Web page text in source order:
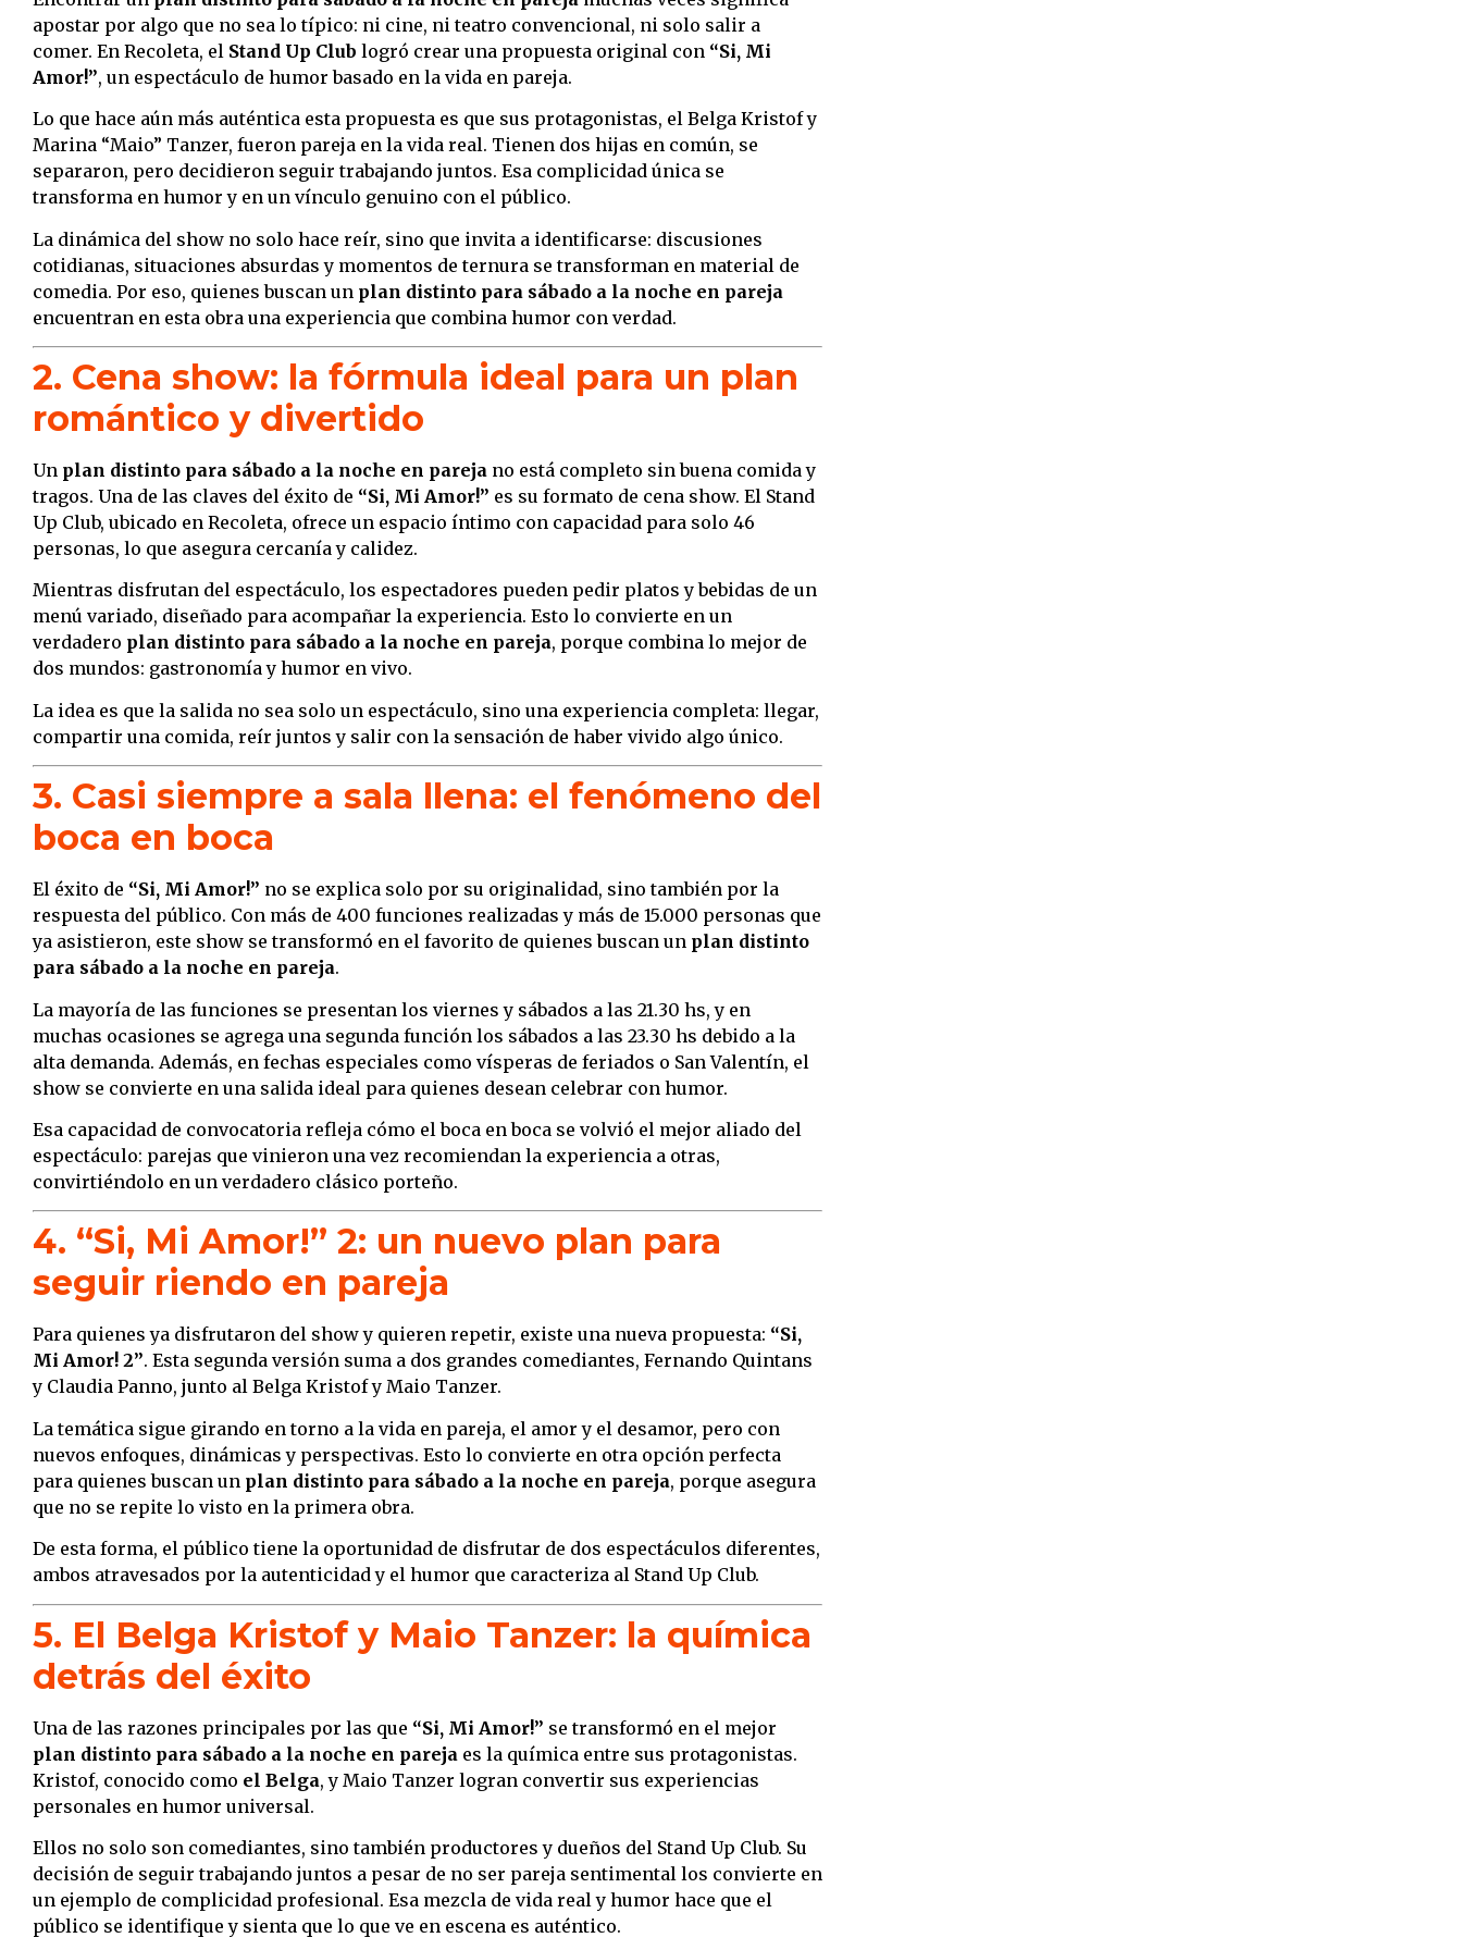
apostar por algo que no sea lo típico: ni cine, ni teatro convencional, ni solo salir a
comer. En Recoleta, el Stand Up Club logró crear una propuesta original con “Si, Mi
Amor!”, un espectáculo de humor basado en la vida en pareja.
Lo que hace aún más auténtica esta propuesta es que sus protagonistas, el Belga Kristof y
Marina “Maio” Tanzer, fueron pareja en la vida real. Tienen dos hijas en común, se
separaron, pero decidieron seguir trabajando juntos. Esa complicidad única se
transforma en humor y en un vínculo genuino con el público.
La dinámica del show no solo hace reír, sino que invita a identificarse: discusiones
cotidianas, situaciones absurdas y momentos de ternura se transforman en material de
comedia. Por eso, quienes buscan un plan distinto para sábado a la noche en pareja
encuentran en esta obra una experiencia que combina humor con verdad.
2. Cena show: la fórmula ideal para un plan
romántico y divertido
Un plan distinto para sábado a la noche en pareja no está completo sin buena comida y
tragos. Una de las claves del éxito de “Si, Mi Amor!” es su formato de cena show. El Stand
Up Club, ubicado en Recoleta, ofrece un espacio íntimo con capacidad para solo 46
personas, lo que asegura cercanía y calidez.
Mientras disfrutan del espectáculo, los espectadores pueden pedir platos y bebidas de un
menú variado, diseñado para acompañar la experiencia. Esto lo convierte en un
verdadero plan distinto para sábado a la noche en pareja, porque combina lo mejor de
dos mundos: gastronomía y humor en vivo.
La idea es que la salida no sea solo un espectáculo, sino una experiencia completa: llegar,
compartir una comida, reír juntos y salir con la sensación de haber vivido algo único.
3. Casi siempre a sala llena: el fenómeno del
boca en boca
El éxito de “Si, Mi Amor!” no se explica solo por su originalidad, sino también por la
respuesta del público. Con más de 400 funciones realizadas y más de 15.000 personas que
ya asistieron, este show se transformó en el favorito de quienes buscan un plan distinto
para sábado a la noche en pareja.
La mayoría de las funciones se presentan los viernes y sábados a las 21.30 hs, y en
muchas ocasiones se agrega una segunda función los sábados a las 23.30 hs debido a la
alta demanda. Además, en fechas especiales como vísperas de feriados o San Valentín, el
show se convierte en una salida ideal para quienes desean celebrar con humor.
Esa capacidad de convocatoria refleja cómo el boca en boca se volvió el mejor aliado del
espectáculo: parejas que vinieron una vez recomiendan la experiencia a otras,
convirtiéndolo en un verdadero clásico porteño.
4. “Si, Mi Amor!” 2: un nuevo plan para
seguir riendo en pareja
Para quienes ya disfrutaron del show y quieren repetir, existe una nueva propuesta: “Si,
Mi Amor! 2”. Esta segunda versión suma a dos grandes comediantes, Fernando Quintans
y Claudia Panno, junto al Belga Kristof y Maio Tanzer.
La temática sigue girando en torno a la vida en pareja, el amor y el desamor, pero con
nuevos enfoques, dinámicas y perspectivas. Esto lo convierte en otra opción perfecta
para quienes buscan un plan distinto para sábado a la noche en pareja, porque asegura
que no se repite lo visto en la primera obra.
De esta forma, el público tiene la oportunidad de disfrutar de dos espectáculos diferentes,
ambos atravesados por la autenticidad y el humor que caracteriza al Stand Up Club.
5. El Belga Kristof y Maio Tanzer: la química
detrás del éxito
Una de las razones principales por las que “Si, Mi Amor!” se transformó en el mejor
plan distinto para sábado a la noche en pareja es la química entre sus protagonistas.
Kristof, conocido como el Belga, y Maio Tanzer logran convertir sus experiencias
personales en humor universal.
Ellos no solo son comediantes, sino también productores y dueños del Stand Up Club. Su
decisión de seguir trabajando juntos a pesar de no ser pareja sentimental los convierte en
un ejemplo de complicidad profesional. Esa mezcla de vida real y humor hace que el
público se identifique y sienta que lo que ve en escena es auténtico.